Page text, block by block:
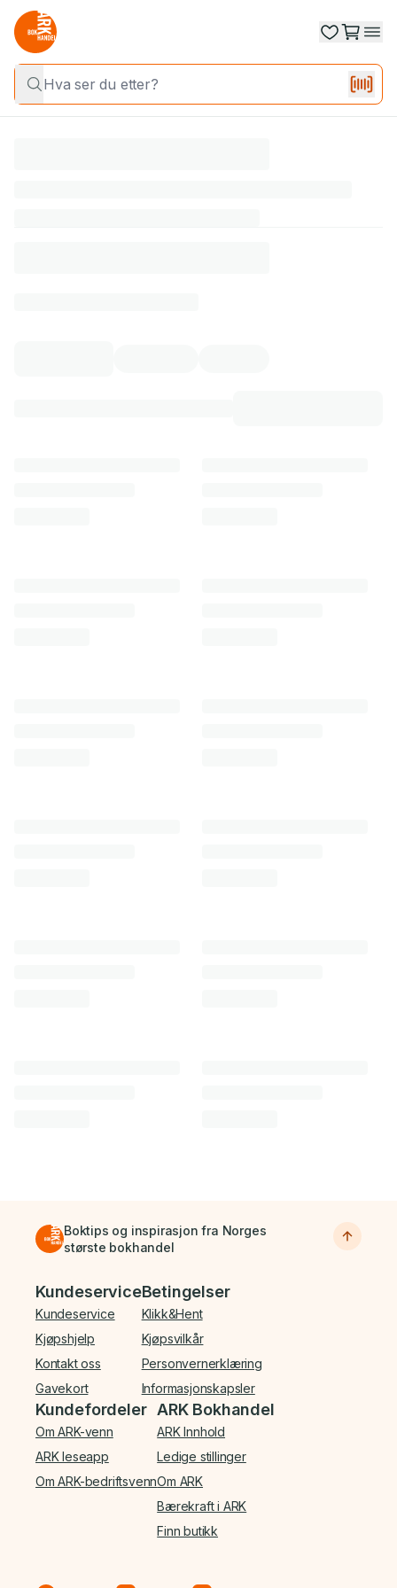
Boktips og inspirasjon fra Norges
største bokhandel
Bunnmeny
Kundeservice
Kundeservice
Kjøpshjelp
Kontakt oss
Gavekort
Betingelser
Klikk&Hent
Kjøpsvilkår
Personvernerklæring
Informasjonskapsler
Kundefordeler
Om ARK-venn
ARK leseapp
Om ARK-bedriftsvenn
ARK Bokhandel
ARK Innhold
Ledige stillinger
Om ARK
Bærekraft i ARK
Finn butikk